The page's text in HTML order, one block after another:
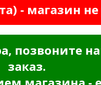
- магазин
позвоните
заказ.